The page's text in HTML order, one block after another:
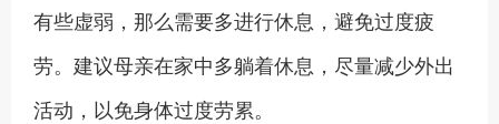
有些虚弱，那么需要多进行休息，避免过度疲
劳。建议母亲在家中多躺着休息，尽量减少外出
活动，以免身体过度劳累。